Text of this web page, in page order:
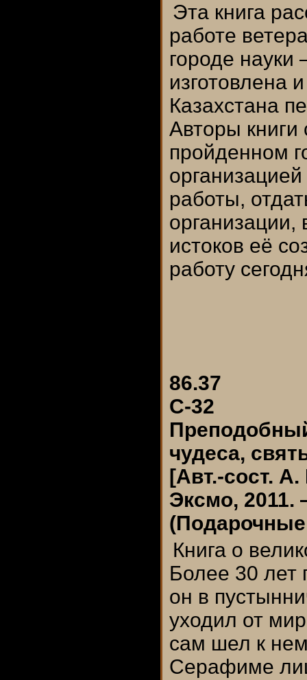
Эта книга
работе
городе
изготовлена
Казахстана
Авторы книги
пройденном
работы,
организации,
истоков её
работу
86.37
С-32
чудеса,
[Авт.-сост.
Эксмо, 2011.
Книга о
Более 30 лет
он в
уходил от
сам шел к
Серафиме